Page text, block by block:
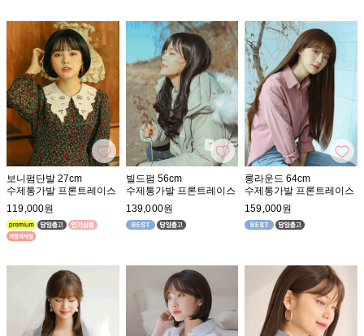
보니펌단발 27cm
수제통가발 프론트레이스
119,000원
빌드펌 56cm
수제통가발 프론트레이스
139,000원
롱라운드 64cm
수제통가발 프론트레이스
159,000원